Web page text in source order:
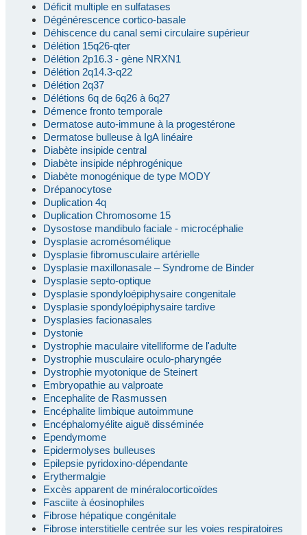
Déficit multiple en sulfatases
Dégénérescence cortico-basale
Déhiscence du canal semi circulaire supérieur
Délétion 15q26-qter
Délétion 2p16.3 - gène NRXN1
Délétion 2q14.3-q22
Délétion 2q37
Délétions 6q de 6q26 à 6q27
Démence fronto temporale
Dermatose auto-immune à la progestérone
Dermatose bulleuse à IgA linéaire
Diabète insipide central
Diabète insipide néphrogénique
Diabète monogénique de type MODY
Drépanocytose
Duplication 4q
Duplication Chromosome 15
Dysostose mandibulo faciale - microcéphalie
Dysplasie acromésomélique
Dysplasie fibromusculaire artérielle
Dysplasie maxillonasale – Syndrome de Binder
Dysplasie septo-optique
Dysplasie spondyloépiphysaire congenitale
Dysplasie spondyloépiphysaire tardive
Dysplasies facionasales
Dystonie
Dystrophie maculaire vitelliforme de l'adulte
Dystrophie musculaire oculo-pharyngée
Dystrophie myotonique de Steinert
Embryopathie au valproate
Encephalite de Rasmussen
Encéphalite limbique autoimmune
Encéphalomyélite aiguë disséminée
Ependymome
Epidermolyses bulleuses
Epilepsie pyridoxino-dépendante
Erythermalgie
Excès apparent de minéralocorticoïdes
Fasciite à éosinophiles
Fibrose hépatique congénitale
Fibrose interstitielle centrée sur les voies respiratoires